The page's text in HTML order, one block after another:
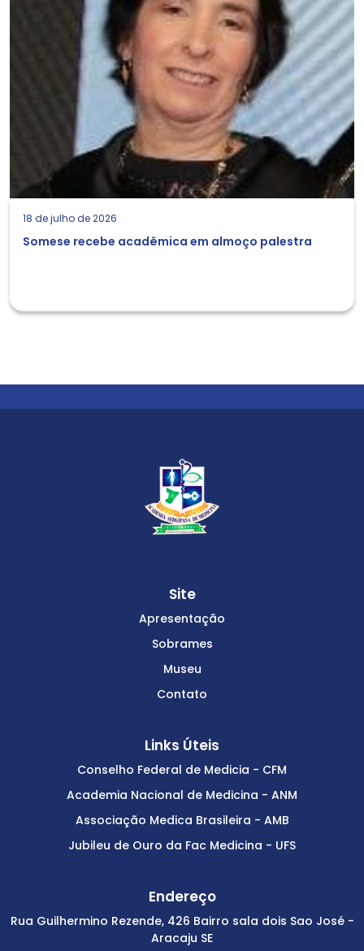
18 de julho de 2026
Somese recebe acadêmica em almoço palestra
Site
Apresentação
Sobrames
Museu
Contato
Links Úteis
Conselho Federal de Medicia - CFM
Academia Nacional de Medicina - ANM
Associação Medica Brasileira - AMB
Jubileu de Ouro da Fac Medicina - UFS
Endereço
Rua Guilhermino Rezende, 426 Bairro sala dois Sao José -
Aracaju SE